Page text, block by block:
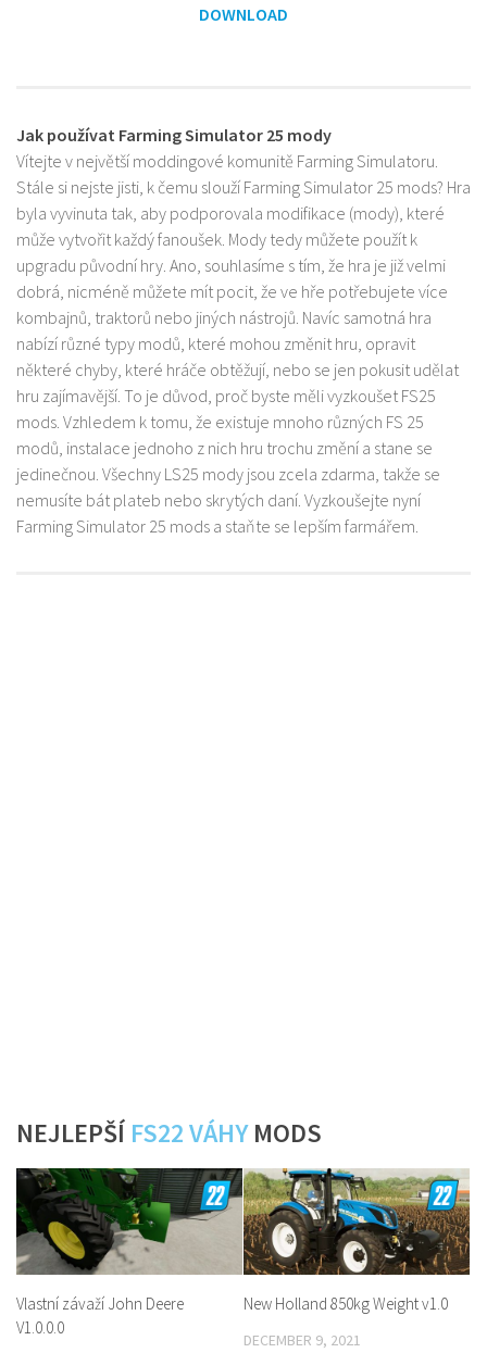
DOWNLOAD
Jak používat Farming Simulator 25 mody
Vítejte v největší moddingové komunitě Farming Simulatoru.
Stále si nejste jisti, k čemu slouží Farming Simulator 25 mods? Hra
byla vyvinuta tak, aby podporovala modifikace (mody), které
může vytvořit každý fanoušek. Mody tedy můžete použít k
upgradu původní hry. Ano, souhlasíme s tím, že hra je již velmi
dobrá, nicméně můžete mít pocit, že ve hře potřebujete více
kombajnů, traktorů nebo jiných nástrojů. Navíc samotná hra
nabízí různé typy modů, které mohou změnit hru, opravit
některé chyby, které hráče obtěžují, nebo se jen pokusit udělat
hru zajímavější. To je důvod, proč byste měli vyzkoušet FS25
mods. Vzhledem k tomu, že existuje mnoho různých FS 25
modů, instalace jednoho z nich hru trochu změní a stane se
jedinečnou. Všechny LS25 mody jsou zcela zdarma, takže se
nemusíte bát plateb nebo skrytých daní. Vyzkoušejte nyní
Farming Simulator 25 mods a staňte se lepším farmářem.
NEJLEPŠÍ FS22 VÁHYMODS
Vlastní závaží John Deere
V1.0.0.0
New Holland 850kg Weight v1.0
DECEMBER 9, 2021